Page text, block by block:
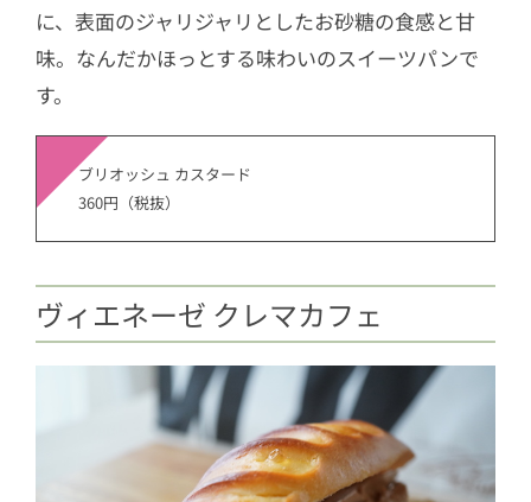
に、表面のジャリジャリとしたお砂糖の食感と甘
味。なんだかほっとする味わいのスイーツパンで
す。
ブリオッシュ カスタード
360円（税抜）
ヴィエネーゼ クレマカフェ